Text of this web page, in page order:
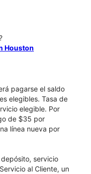
Houston
pagarse el saldo
elegibles. Tasa de
elegible. Por
de $35 por
línea nueva por
servicio
al Cliente, un